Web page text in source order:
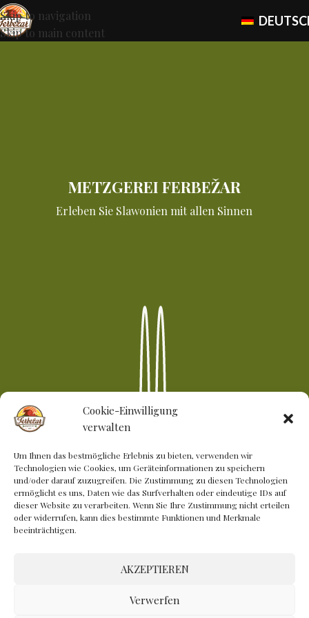
Cookie-Einwilligung
verwalten
Um Ihnen das bestmögliche Erlebnis zu bieten, verwenden wir
Technologien wie Cookies, um Geräteinformationen zu speichern
und/oder darauf zuzugreifen. Die Zustimmung zu diesen Technologien
ermöglicht es uns, Daten wie das Surfverhalten oder eindeutige IDs auf
dieser Website zu verarbeiten. Wenn Sie Ihre Zustimmung nicht erteilen
oder widerrufen, kann dies bestimmte Funktionen und Merkmale
beeinträchtigen.
AKZEPTIEREN
Verwerfen
Skip to navigation
Skip to main content
METZGEREI FERBEŽAR
Erleben Sie Slawonien mit allen Sinnen
FERBEŽAR VERKOSTUNG